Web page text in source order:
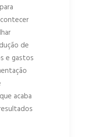
de
e gastos
acaba